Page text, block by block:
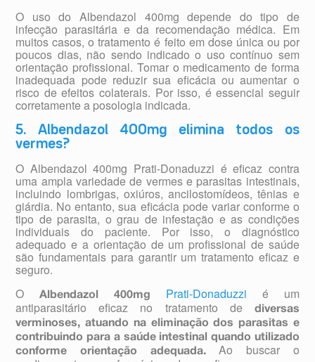
O uso do Albendazol 400mg depende do tipo de
infecção parasitária e da recomendação médica. Em
muitos casos, o tratamento é feito em dose única ou por
poucos dias, não sendo indicado o uso contínuo sem
orientação profissional. Tomar o medicamento de forma
inadequada pode reduzir sua eficácia ou aumentar o
risco de efeitos colaterais. Por isso, é essencial seguir
corretamente a posologia indicada.
5. Albendazol 400mg elimina todos os
vermes?
O Albendazol 400mg Prati-Donaduzzi é eficaz contra
uma ampla variedade de vermes e parasitas intestinais,
incluindo lombrigas, oxiúros, ancilostomídeos, tênias e
giárdia. No entanto, sua eficácia pode variar conforme o
tipo de parasita, o grau de infestação e as condições
individuais do paciente. Por isso, o diagnóstico
adequado e a orientação de um profissional de saúde
são fundamentais para garantir um tratamento eficaz e
seguro.
OAlbendazol 400mg Prati-Donaduzzi é um
antiparasitário eficaz no tratamento de
diversas
verminoses, atuando na eliminação dos parasitas e
contribuindo para a saúde intestinal quando utilizado
conforme orientação adequada.Ao buscar o